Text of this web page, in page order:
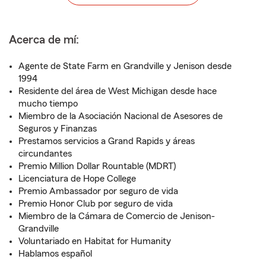
Acerca de mí:
Agente de State Farm en Grandville y Jenison desde
1994
Residente del área de West Michigan desde hace
mucho tiempo
Miembro de la Asociación Nacional de Asesores de
Seguros y Finanzas
Prestamos servicios a Grand Rapids y áreas
circundantes
Premio Million Dollar Rountable (MDRT)
Licenciatura de Hope College
Premio Ambassador por seguro de vida
Premio Honor Club por seguro de vida
Miembro de la Cámara de Comercio de Jenison-
Grandville
Voluntariado en Habitat for Humanity
Hablamos español